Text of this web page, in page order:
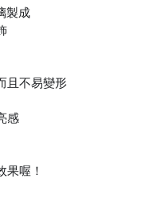
製成
且不易變形
感
喔！